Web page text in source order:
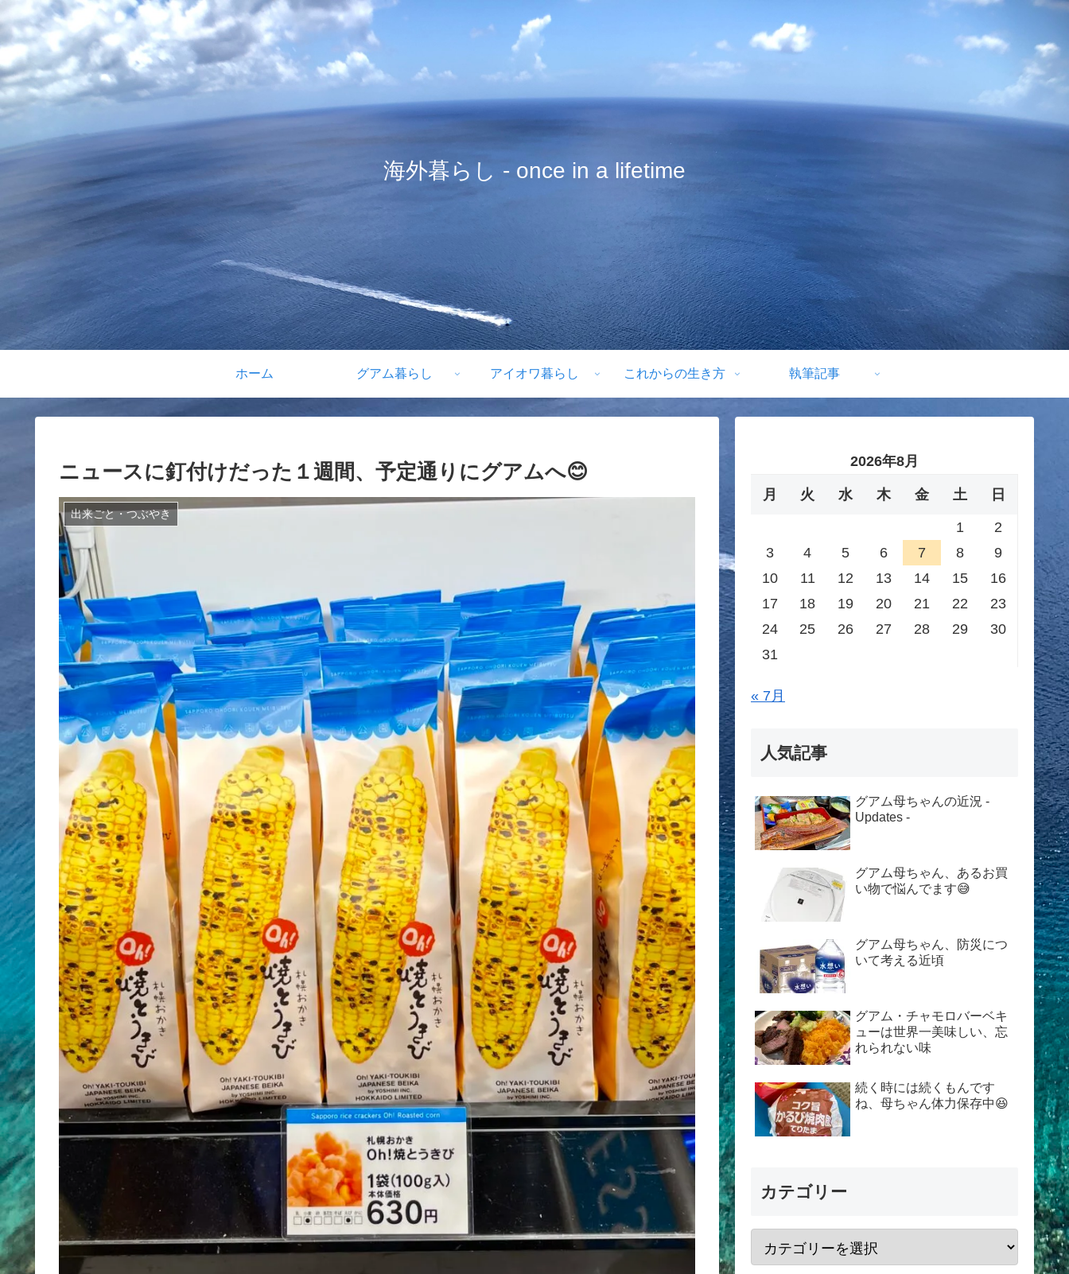
海外暮らし - once in a lifetime
ホーム グアム暮らし アイオワ暮らし これからの生き方 執筆記事
ニュースに釘付けだった１週間、予定通りにグアムへ😊
出来ごと・つぶやき
2026年8月
月 火 水 木 金 土 日
1
2
3
4 5 6 7 8
9
10
11 12 13 14 15
16
17
18 19 20 21 22
23
24
25 26 27 28 29
30
31
« 7月
人気記事
グアム母ちゃんの近況 -
Updates -
グアム母ちゃん、あるお買
い物で悩んでます😅
グアム母ちゃん、防災につ
いて考える近頃
グアム・チャモロバーベキ
ューは世界一美味しい、忘
れられない味
続く時には続くもんです
ね、母ちゃん体力保存中😆
カテゴリー